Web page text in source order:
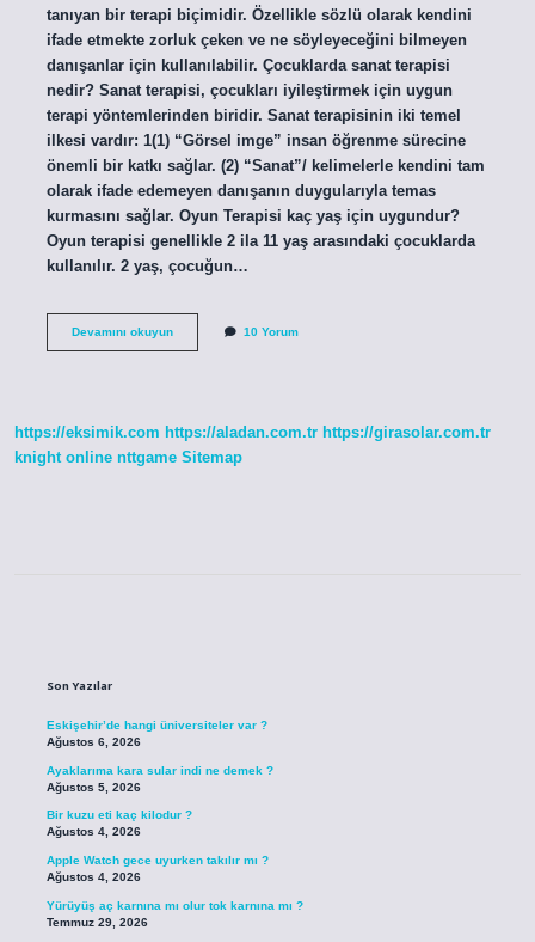
tanıyan bir terapi biçimidir. Özellikle sözlü olarak kendini
ifade etmekte zorluk çeken ve ne söyleyeceğini bilmeyen
danışanlar için kullanılabilir. Çocuklarda sanat terapisi
nedir? Sanat terapisi, çocukları iyileştirmek için uygun
terapi yöntemlerinden biridir. Sanat terapisinin iki temel
ilkesi vardır: 1(1) “Görsel imge” insan öğrenme sürecine
önemli bir katkı sağlar. (2) “Sanat”/ kelimelerle kendini tam
olarak ifade edemeyen danışanın duygularıyla temas
kurmasını sağlar. Oyun Terapisi kaç yaş için uygundur?
Oyun terapisi genellikle 2 ila 11 yaş arasındaki çocuklarda
kullanılır. 2 yaş, çocuğun…
Devamını okuyunSanat
10 Yorum
https://eksimik.com https://aladan.com.tr https://girasolar.com.tr
knight online nttgame Sitemap
Son Yazılar
Eskişehir’de hangi üniversiteler var ?
Ağustos 6, 2026
Ayaklarıma kara sular indi ne demek ?
Ağustos 5, 2026
Bir kuzu eti kaç kilodur ?
Ağustos 4, 2026
Apple Watch gece uyurken takılır mı ?
Ağustos 4, 2026
Yürüyüş aç karnına mı olur tok karnına mı ?
Temmuz 29, 2026